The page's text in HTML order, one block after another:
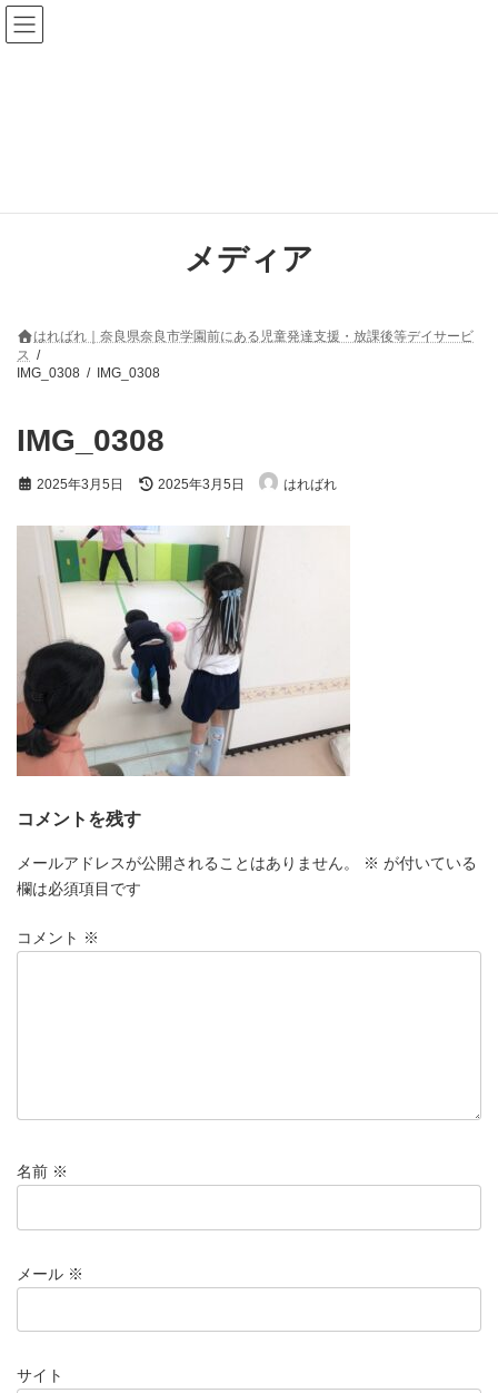
コ
ン
テ
ナ
ビ
ゲ
メディア
はればれ｜奈良県奈良市学園前にある児童発達支援・放課後等デイサービ
ス
IMG_0308
IMG_0308
IMG_0308
2025年3月5日
最
新
:
2025年3月5日 はればれ
コメントを残す
メールアドレスが公開されることはありません。 ※ が付いている
欄は必須項目です
コメント ※
名前 ※
メール ※
サイト